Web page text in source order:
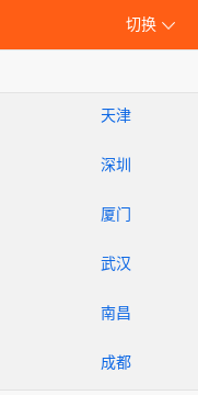
切换
天津
深圳
厦门
武汉
南昌
成都